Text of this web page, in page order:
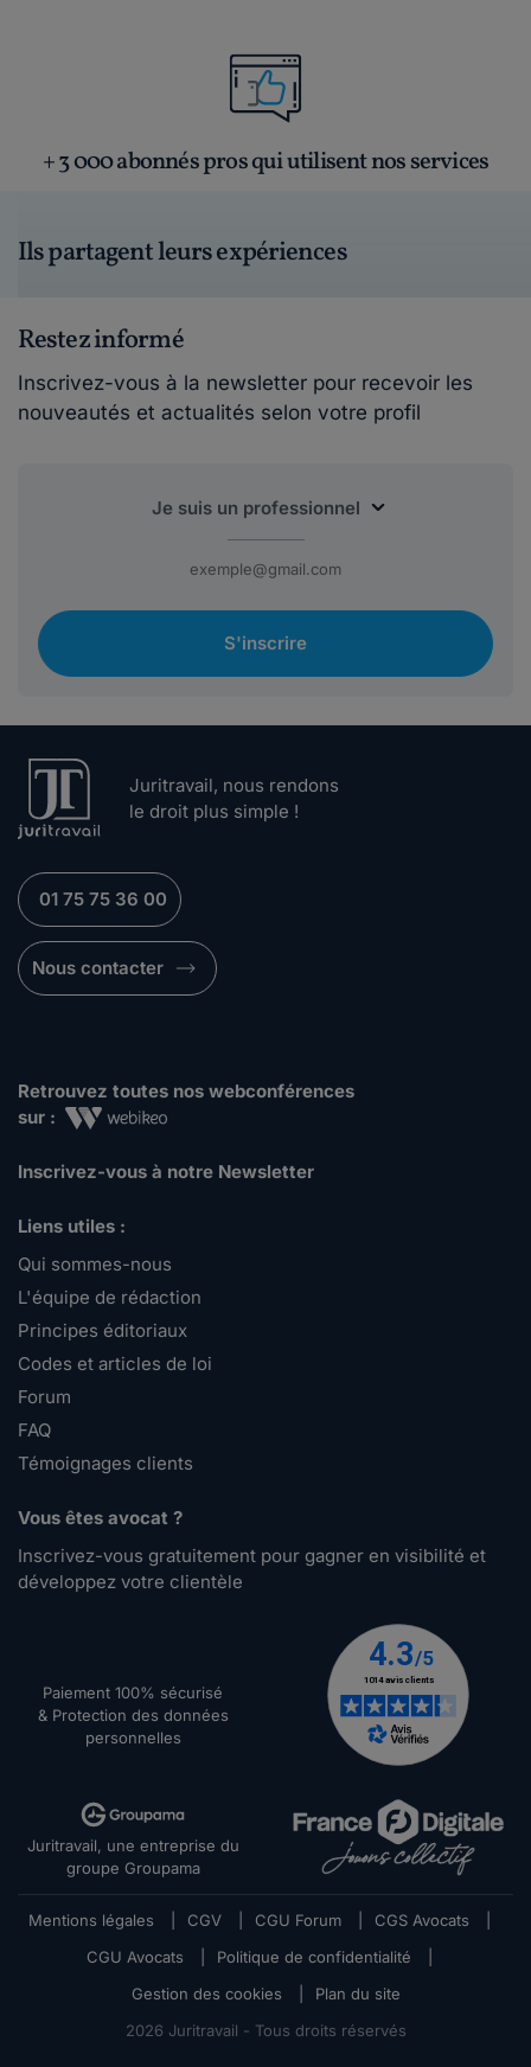
+ 3 000 abonnés pros qui utilisent nos services
Ils partagent leurs expériences
Restez informé
Inscrivez-vous à la newsletter pour recevoir les
nouveautés et actualités selon votre profil
S'inscrire
Juritravail, nous rendons
le droit plus simple !
01 75 75 36 00
Nous contacter
Retrouvez toutes nos webconférences
sur :
Inscrivez-vous à notre Newsletter
Liens utiles :
Qui sommes-nous
L'équipe de rédaction
Principes éditoriaux
Codes et articles de loi
Forum
FAQ
Témoignages clients
Vous êtes avocat ?
Inscrivez-vous gratuitement pour gagner en visibilité et
développez votre clientèle
Paiement 100% sécurisé
& Protection des données
personnelles
Juritravail, une entreprise du
groupe Groupama
Mentions légales CGV CGU Forum CGS Avocats
CGU Avocats
Politique de confidentialité
Gestion des cookies
Plan du site
2026 Juritravail - Tous droits réservés